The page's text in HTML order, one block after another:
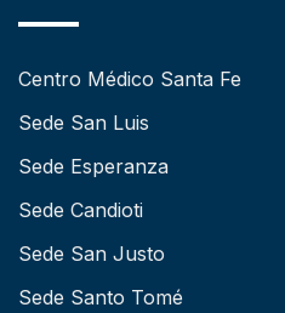
Centro Médico Santa Fe
Sede San Luis
Sede Esperanza
Sede Candioti
Sede San Justo
Sede Santo Tomé